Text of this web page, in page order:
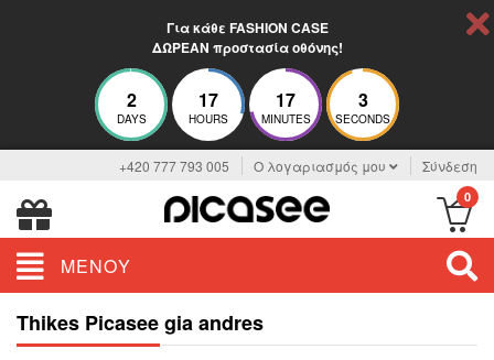
Για κάθε FASHION CASE
ΔΩΡΕΑΝ προστασία οθόνης!
2
DAYS
17
HOURS
17
MINUTES
2
SECONDS
+420 777 793 005 Ο λογαριασμός μου Σύνδεση
0
ΜΕΝΟΎ
Thikes Picasee gia andres